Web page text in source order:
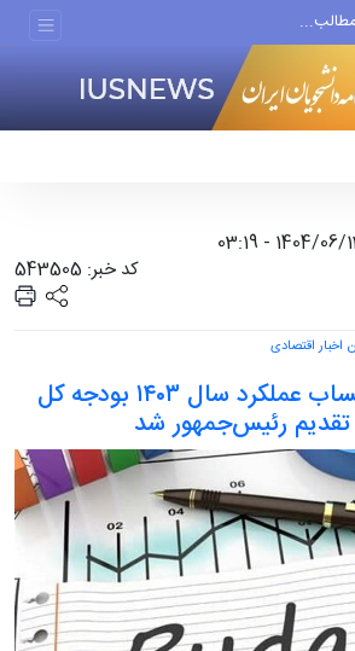
با...
کد خبر: 543505
اخبار اقتصادی
گزارش صورت‌حساب عملکرد سال ۱۴۰۳ بودجه کل
رئیس‌جمهور شد